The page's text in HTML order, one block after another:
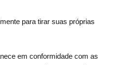
para tirar suas próprias
em conformidade com as